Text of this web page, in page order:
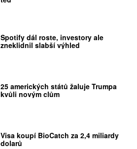
Spotify dál roste, investory ale
zneklidnil slabší výhled
25 amerických států žaluje Trumpa
kvůli novým clům
Visa koupí BioCatch za 2,4 miliardy
dolarů